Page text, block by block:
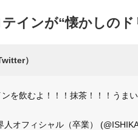
インが“懐かしのド
を飲むよ！！！抹茶！！！うまい
オフィシャル（卒業）